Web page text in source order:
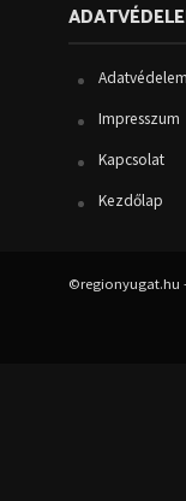
Adatvédelem
Impresszum
Kapcsolat
Kezdőlap
©regionyugat.hu